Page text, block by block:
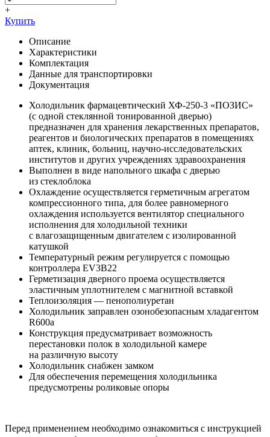
+
Купить
Описание
Характеристики
Комплектация
Данные для транспортировки
Документация
Холодильник фармацевтический ХФ-250-3 «ПОЗИС»
(с одной стеклянной тонированной дверью)
предназначен для хранения лекарственных препаратов,
реагентов и биологических препаратов в помещениях
аптек, клиник, больниц, научно-исследовательских
институтов и других учреждениях здравоохранения
Выполнен в виде напольного шкафа с дверью
из стеклоблока
Охлаждение осуществляется герметичным агрегатом
компрессионного типа, для более равномерного
охлаждения используется вентилятор специального
исполнения для холодильной техники
с влагозащищенным двигателем с изолированной
катушкой
Температурный режим регулируется с помощью
контроллера EV3B22
Герметизация дверного проема осуществляется
эластичным уплотнителем с магнитной вставкой
Теплоизоляция — пенополиуретан
Холодильник заправлен озонобезопасным хладагентом
R600а
Конструкция предусматривает возможность
перестановки полок в холодильной камере
на различную высоту
Холодильник снабжен замком
Для обеспечения перемещения холодильника
предусмотрены роликовые опоры
Перед применением необходимо ознакомиться с инструкцией